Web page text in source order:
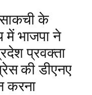
के
में भाजपा ने
प्रवक्ता
की डीएनए
करना